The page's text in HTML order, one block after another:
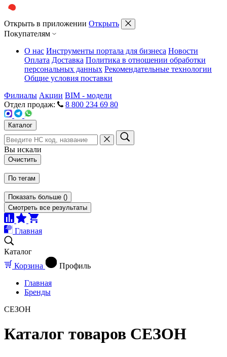
Открыть в приложении Открыть
Покупателям
О нас Инструменты портала для бизнеса Новости
Оплата Доставка Политика в отношении обработки
персональных данных Рекомендательные технологии
Общие условия поставки
Филиалы Акции BIM - модели
Отдел продаж:
8 800 234 69 80
Каталог
Вы искали
Очистить
По тегам
Показать больше ()
Смотреть все результаты
Главная
Каталог
Корзина
Профиль
Главная
Бренды
СЕЗОН
Каталог товаров СЕЗОН